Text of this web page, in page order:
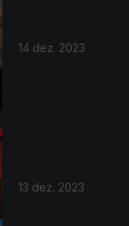
14 dez. 2023
13 dez. 2023